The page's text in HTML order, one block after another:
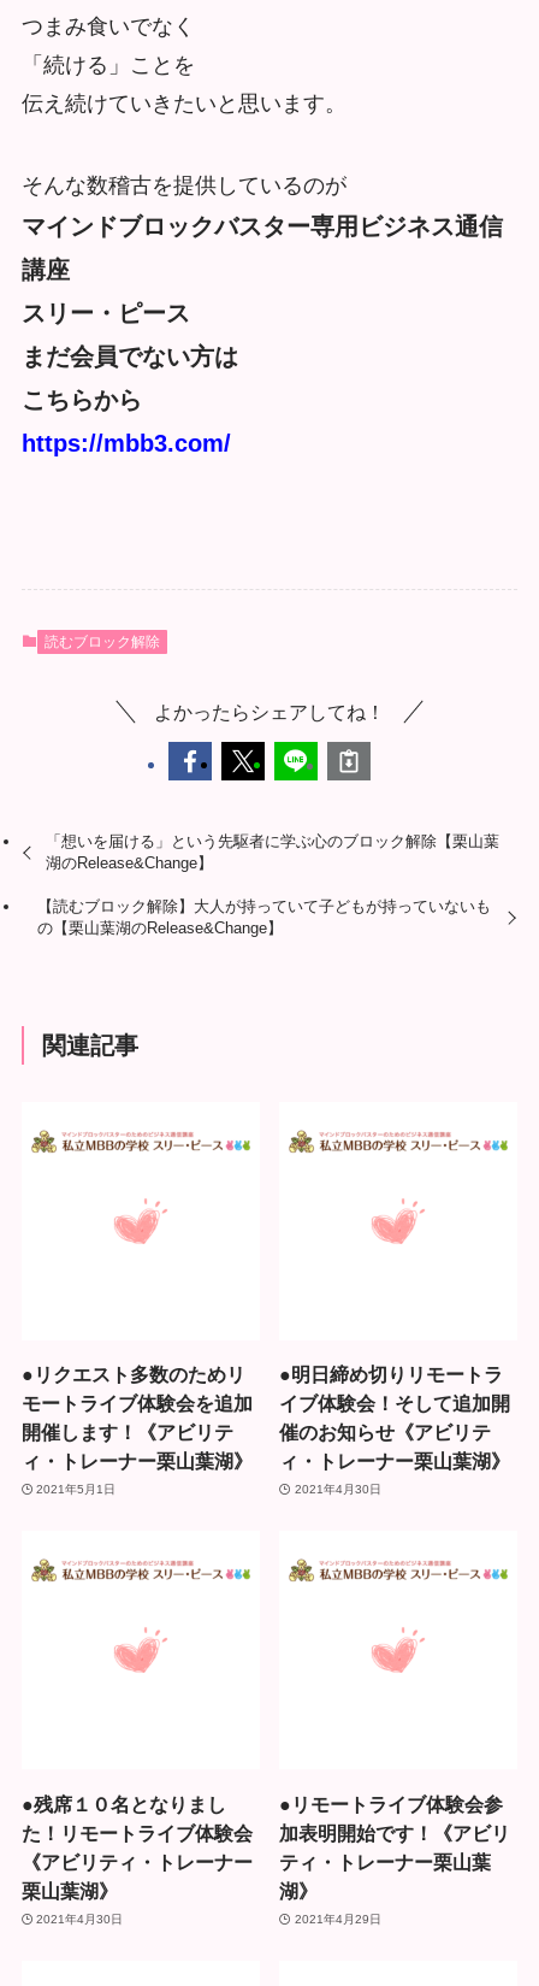
つまみ食いでなく
「続ける」ことを
伝え続けていきたいと思います。
そんな数稽古を提供しているのが
マインドブロックバスター専用ビジネス通信
講座
スリー・ピース
まだ会員でない方は
こちらから
https://mbb3.com/
読むブロック解除
よかったらシェアしてね！
「想いを届ける」という先駆者に学ぶ心のブロック解除【栗山葉
湖のRelease&Change】
【読むブロック解除】大人が持っていて子どもが持っていないも
の【栗山葉湖のRelease&Change】
関連記事
●リクエスト多数のためリ
モートライブ体験会を追加
開催します！《アビリテ
ィ・トレーナー栗山葉湖》
2021年5月1日
●明日締め切りリモートラ
イブ体験会！そして追加開
催のお知らせ《アビリテ
ィ・トレーナー栗山葉湖》
2021年4月30日
●残席１０名となりまし
た！リモートライブ体験会
《アビリティ・トレーナー
栗山葉湖》
2021年4月30日
●リモートライブ体験会参
加表明開始です！《アビリ
ティ・トレーナー栗山葉
湖》
2021年4月29日